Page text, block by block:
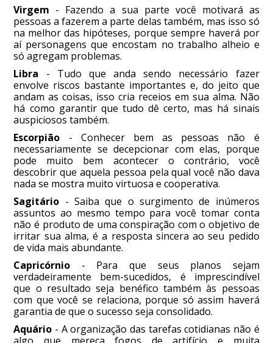
Virgem - Fazendo a sua parte você motivará as
pessoas a fazerem a parte delas também, mas isso só
na melhor das hipóteses, porque sempre haverá por
aí personagens que encostam no trabalho alheio e
só agregam problemas.
Libra - Tudo que anda sendo necessário fazer
envolve riscos bastante importantes e, do jeito que
andam as coisas, isso cria receios em sua alma. Não
há como garantir que tudo dê certo, mas há sinais
auspiciosos também.
Escorpião - Conhecer bem as pessoas não é
necessariamente se decepcionar com elas, porque
pode muito bem acontecer o contrário, você
descobrir que aquela pessoa pela qual você não dava
nada se mostra muito virtuosa e cooperativa.
Sagitário - Saiba que o surgimento de inúmeros
assuntos ao mesmo tempo para você tomar conta
não é produto de uma conspiração com o objetivo de
irritar sua alma, é a resposta sincera ao seu pedido
de vida mais abundante.
Capricórnio - Para que seus planos sejam
verdadeiramente bem-sucedidos, é imprescindível
que o resultado seja benéfico também às pessoas
com que você se relaciona, porque só assim haverá
garantia de que o sucesso seja consolidado.
Aquário - A organização das tarefas cotidianas não é